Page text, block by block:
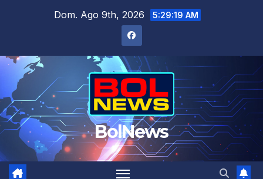
Dom. Ago 9th, 2026 5:29:19 AM
BolNews